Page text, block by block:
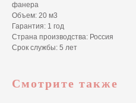
фанера
Объем: 20 м3
Гарантия: 1 год
Страна производства: Россия
Срок службы: 5 лет
Смотрите также